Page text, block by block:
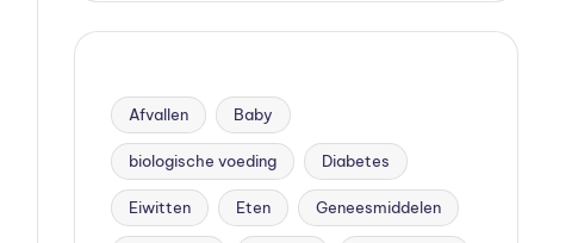
Afvallen Baby
biologische voeding Diabetes
Eiwitten Eten Geneesmiddelen